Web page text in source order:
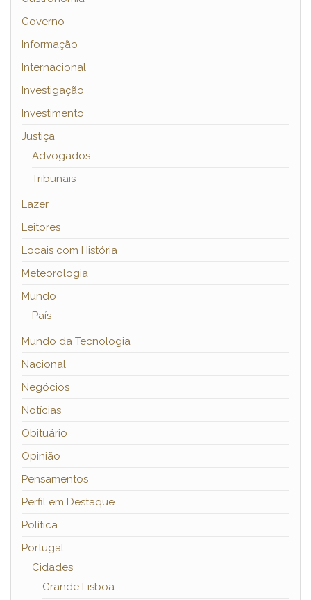
Governo
Informação
Internacional
Investigação
Investimento
Justiça
Advogados
Tribunais
Lazer
Leitores
Locais com História
Meteorologia
Mundo
País
Mundo da Tecnologia
Nacional
Negócios
Notícias
Obituário
Opinião
Pensamentos
Perfil em Destaque
Política
Portugal
Cidades
Grande Lisboa